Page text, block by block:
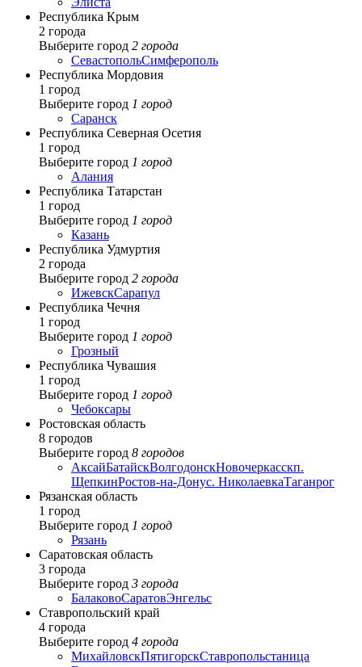
Республика Крым
2 города
Выберите город 2 города
СевастопольСимферополь
Республика Мордовия
1 город
Выберите город 1 город
Саранск
Республика Северная Осетия
1 город
Выберите город 1 город
Алания
Республика Татарстан
1 город
Выберите город 1 город
Казань
Республика Удмуртия
2 города
Выберите город 2 города
ИжевскСарапул
Республика Чечня
1 город
Выберите город 1 город
Грозный
Республика Чувашия
1 город
Выберите город 1 город
Чебоксары
Ростовская область
8 городов
Выберите город 8 городов
АксайБатайскВолгодонскНовочеркасскп.
ЩепкинРостов-на-Донус. НиколаевкаТаганрог
Рязанская область
1 город
Выберите город 1 город
Рязань
Саратовская область
3 города
Выберите город 3 города
БалаковоСаратовЭнгельс
Ставропольский край
4 города
Выберите город 4 города
МихайловскПятигорскСтавропольстаница